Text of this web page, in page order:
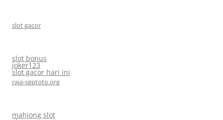
slot gacor
slot bonus
joker123
slot gacor hari ini
raja-sgptoto.org
mahjong slot